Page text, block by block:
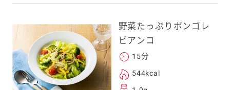
」を受信を許可
ドメイン指定受信
します。
レスは、本サービ
。当社はこの情報
ことはございませ
野菜たっぷりボンゴレ
ビアンコ
15分
544kcal